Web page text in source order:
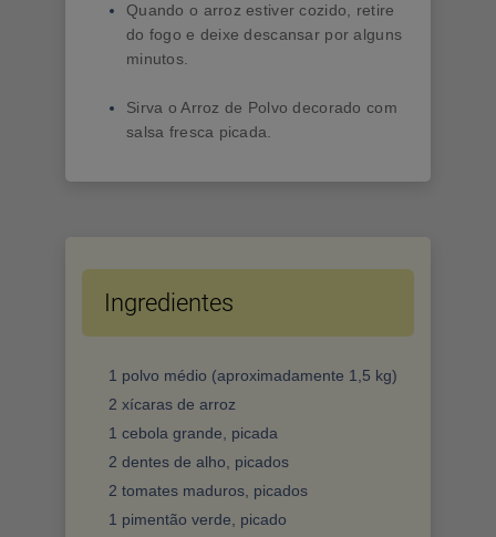
Quando o arroz estiver cozido, retire
do fogo e deixe descansar por alguns
minutos.
Sirva o Arroz de Polvo decorado com
salsa fresca picada.
Ingredientes
1 polvo médio (aproximadamente 1,5 kg)
2 xícaras de arroz
1 cebola grande, picada
2 dentes de alho, picados
2 tomates maduros, picados
1 pimentão verde, picado